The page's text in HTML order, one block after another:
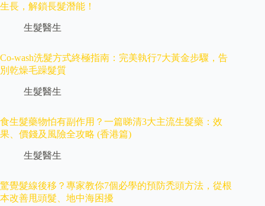
生長，解鎖長髮潛能！
生髮醫生
Co-wash洗髮方式終極指南：完美執行7大黃金步驟，告
別乾燥毛躁髮質
生髮醫生
食生髮藥物怕有副作用？一篇睇清3大主流生髮藥：效
果、價錢及風險全攻略 (香港篇)
生髮醫生
驚覺髮線後移？專家教你7個必學的預防禿頭方法，從根
本改善甩頭髮、地中海困擾